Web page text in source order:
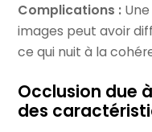
Complications :
images peut avoir
ce qui nuit à la
Occlusion due
des